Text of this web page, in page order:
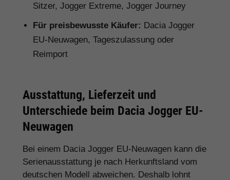
Sitzer, Jogger Extreme, Jogger Journey
Für preisbewusste Käufer: Dacia Jogger
EU-Neuwagen, Tageszulassung oder
Reimport
Ausstattung, Lieferzeit und
Unterschiede beim Dacia Jogger EU-
Neuwagen
Bei einem Dacia Jogger EU-Neuwagen kann die
Serienausstattung je nach Herkunftsland vom
deutschen Modell abweichen. Deshalb lohnt